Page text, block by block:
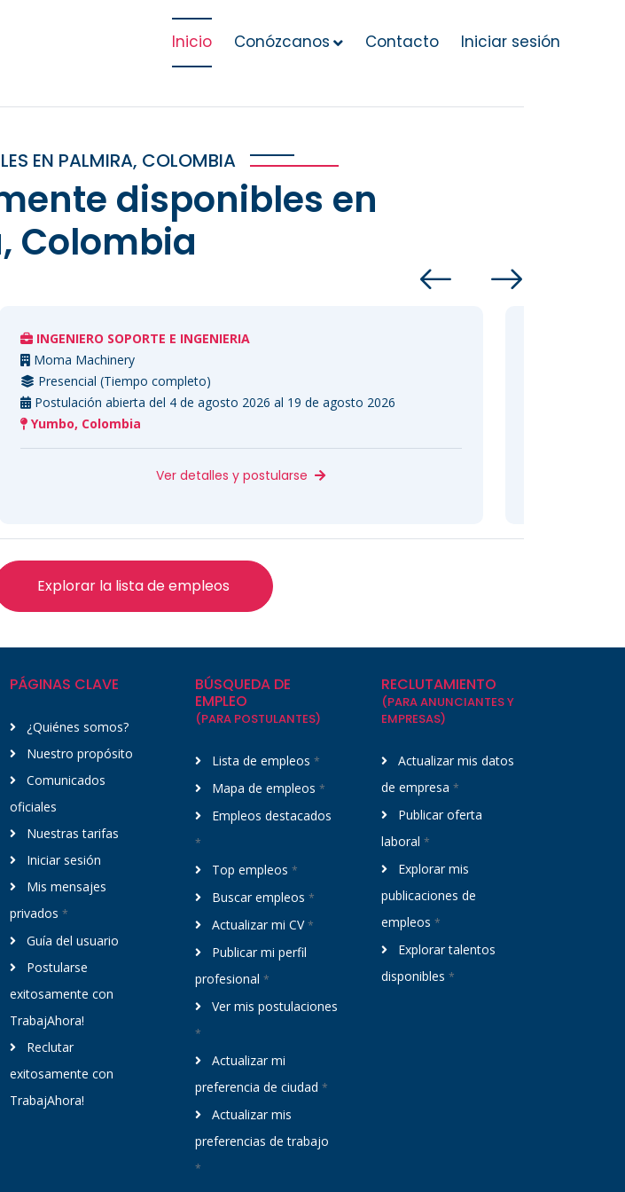
Inicio Conózcanos Contacto Iniciar sesión
EN PALMIRA, COLOMBIA
disponibles en
Colombia
E INGENIERIA
4 de agosto 2026 al 19 de agosto 2026
Postulación abierta del 31 de julio 2026
Explorar la lista de empleos
PÁGINAS CLAVE
¿Quiénes somos?
Nuestro propósito
Comunicados
oficiales
Nuestras tarifas
Iniciar sesión
Mis mensajes
privados *
Guía del usuario
Postularse
exitosamente con
TrabajAhora!
Reclutar
exitosamente con
TrabajAhora!
BÚSQUEDA DE
EMPLEO
(PARA POSTULANTES)
Lista de empleos *
Mapa de empleos *
Empleos destacados
*
Top empleos *
Buscar empleos *
Actualizar mi CV*
Publicar mi perfil
profesional *
Ver mis postulaciones
*
Actualizar mi
preferencia de ciudad *
Actualizar mis
preferencias de trabajo
*
RECLUTAMIENTO
(PARA ANUNCIANTES Y
EMPRESAS)
Actualizar mis datos
de empresa *
Publicar oferta
laboral *
Explorar mis
publicaciones de
empleos *
Explorar talentos
disponibles *